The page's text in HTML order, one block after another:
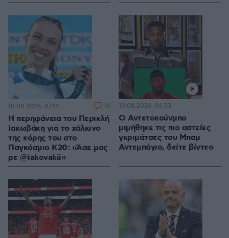
Η περηφάνεια του Περικλή
Ιακωβάκη για το χάλκινο
της κόρης του στο
Παγκόσμιο Κ20: «Άσε μας
ρε @iakovakii»
10.08.2026, 07:11 16
Ο Αντετοκούνμπο
μιμήθηκε τις πιο αστείες
γκριμάτσες του Μπαμ
Αντεμπάγιο, δείτε βίντεο
10.08.2026, 06:33